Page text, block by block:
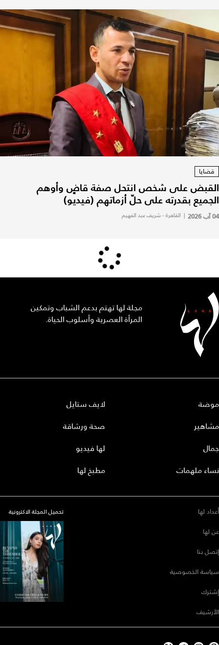
قضايا
القبض على شخص انتحل صفة قاضٍ وأوهم
الجميع بقدرته على حلّ أزماتهم (فيديو)
04 آب 2026 | القاهرة - شريف عبد الفهيم
مجلة لها تهتم بدعم الشباب وتمكين
المرأة العصرية وأسلوب الحياة.
موضة
مشاهير
جمال
نساء ملهمات
لايف ستايل
صحة ورشاقة
لها فيديو
مطبخ لها
أعداد لها
عن لها
إتصل بنا
سياسة الخصوصية
إشترك
الأرشيف
تحميل المجلة الاكترونية